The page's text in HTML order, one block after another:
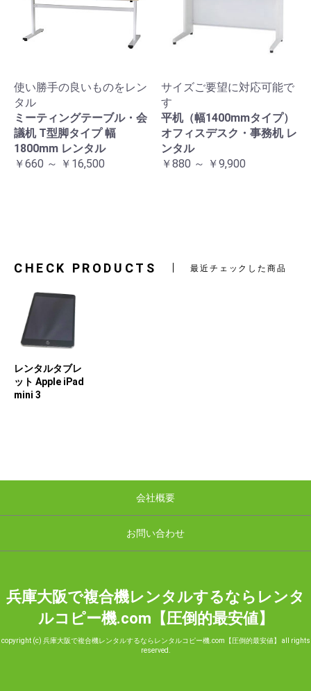
使い勝手の良いものをレン
タル
ミーティングテーブル・会
議机 T型脚タイプ 幅
1800mm レンタル
￥660 ～ ￥16,500
サイズご要望に対応可能で
す
平机（幅1400mmタイプ）
オフィスデスク・事務机 レ
ンタル
￥880 ～ ￥9,900
CHECK PRODUCTS 最近チェックした商品
レンタルタブレ
ット Apple iPad
mini 3
会社概要
お問い合わせ
兵庫大阪で複合機レンタルするならレンタ
ルコピー機.com【圧倒的最安値】
copyright (c) 兵庫大阪で複合機レンタルするならレンタルコピー機.com【圧倒的最安値】 all rights
reserved.